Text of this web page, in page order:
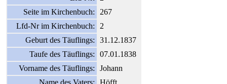
Seite im Kirchenbuch:
267
Lfd-Nr im Kirchenbuch:
2
Geburt des Täuflings:
31.12.1837
Taufe des Täuflings:
07.01.1838
Vorname des Täuflings:
Johann
Name des Vaters:
Höfft